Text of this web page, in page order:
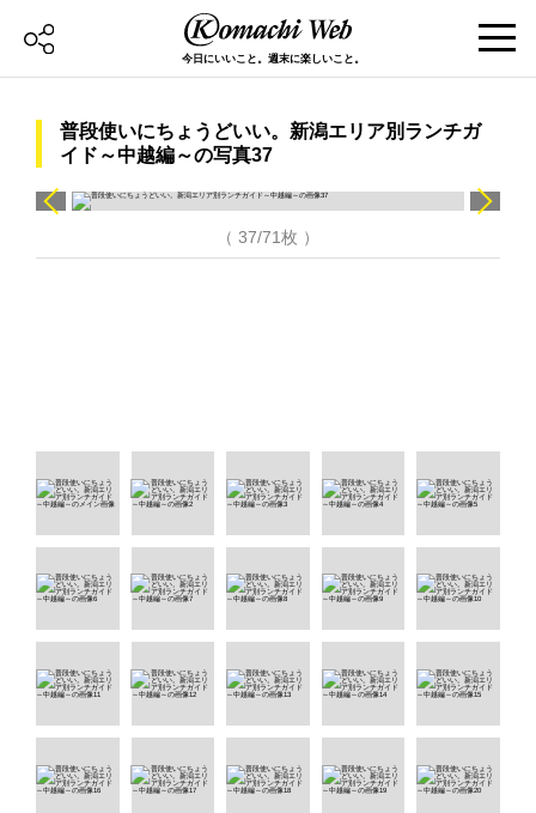
今日にいいこと。週末に楽しいこと。
普段使いにちょうどいい。新潟エリア別ランチガ
イド～中越編～の写真37
（ 37/71枚 ）